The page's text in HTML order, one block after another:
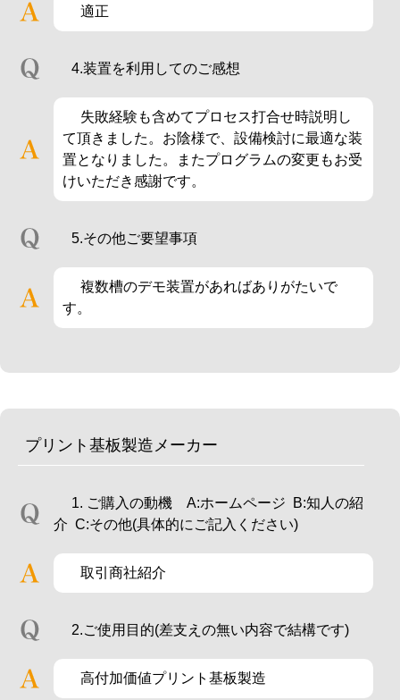
適正
4.装置を利用してのご感想
失敗経験も含めてプロセス打合せ時説明し
て頂きました。お陰様で、設備検討に最適な装
置となりました。またプログラムの変更もお受
けいただき感謝です。
5.その他ご要望事項
複数槽のデモ装置があればありがたいで
す。
プリント基板製造メーカー
1. ご購入の動機 A:ホームページ B:知人の紹
介 C:その他(具体的にご記入ください)
取引商社紹介
2.ご使用目的(差支えの無い内容で結構です)
高付加価値プリント基板製造